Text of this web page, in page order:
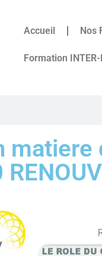
Accueil Nos
Formation INTER-